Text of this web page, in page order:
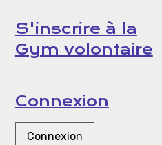
S'inscrire à la
Gym volontaire
Connexion
Connexion